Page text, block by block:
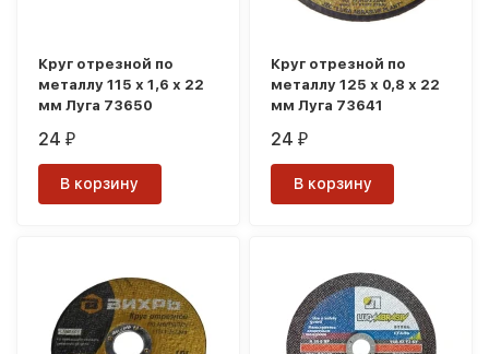
Круг отрезной по
металлу 115 х 1,6 х 22
мм Луга 73650
24₽
В корзину
Круг отрезной по
металлу 125 х 0,8 х 22
мм Луга 73641
24₽
В корзину